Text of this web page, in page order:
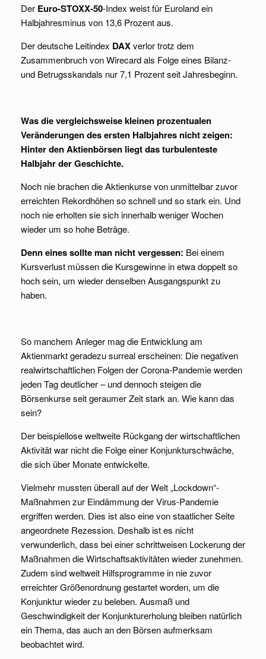
Der Euro-STOXX-50-Index weist für Euroland ein
Halbjahresminus von 13,6 Prozent aus.
Der deutsche Leitindex DAXverlor trotz dem
Zusammenbruch von Wirecard als Folge eines Bilanz-
und Betrugsskandals nur 7,1 Prozent seit Jahresbeginn.
Was die vergleichsweise kleinen prozentualen
Veränderungen des ersten Halbjahres nichtzeigen:
Hinter den Aktienbörsen liegt das turbulenteste
Halbjahr der Geschichte.
Noch nie brachen die Aktienkurse von unmittelbar zuvor
erreichten Rekordhöhen so schnell und so stark ein. Und
noch nie erholten sie sich innerhalb weniger Wochen
wieder um so hohe Beträge.
Denn eines sollte man nicht vergessen: Bei einem
Kursverlust müssen die Kursgewinne in etwa doppelt so
hoch sein, um wieder denselben Ausgangspunkt zu
haben.
So manchem Anleger mag die Entwicklung am
Aktienmarkt geradezu surreal erscheinen: Die negativen
realwirtschaftlichen Folgen der Corona-Pandemie werden
jeden Tag deutlicher – und dennoch steigen die
Börsenkurse seit geraumer Zeit stark an. Wie kann das
sein?
Der beispiellose weltweite Rückgang der wirtschaftlichen
Aktivität war nicht die Folge einer Konjunkturschwäche,
die sich über Monate entwickelte.
Vielmehr mussten überall auf der Welt „Lockdown“-
Maßnahmen zur Eindämmung der Virus-Pandemie
ergriffen werden. Dies ist also eine von staatlicher Seite
angeordnete Rezession. Deshalb ist es nicht
verwunderlich, dass bei einer schrittweisen Lockerung der
Maßnahmen die Wirtschaftsaktivitäten wieder zunehmen.
Zudem sind weltweit Hilfsprogramme in nie zuvor
erreichter Größenordnung gestartet worden, um die
Konjunktur wieder zu beleben. Ausmaß und
Geschwindigkeit der Konjunkturerholung bleiben natürlich
ein Thema, das auch an den Börsen aufmerksam
beobachtet wird.